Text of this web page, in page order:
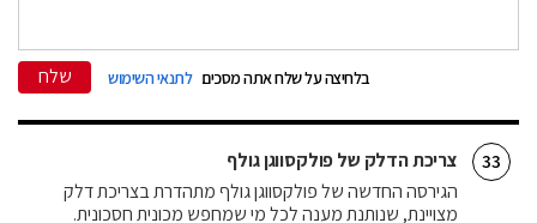
בלחיצה על שלח אתה מסכים לתנאי השימוש שלח
33 צריכת הדלק של פולקסווגן גולף
הגירסה החדשה של פולקסווגן גולף מתהדרת בצריכת דלק
מצויינת, שנותנת מענה לכל מי שמחפש מכונית חסכונית.